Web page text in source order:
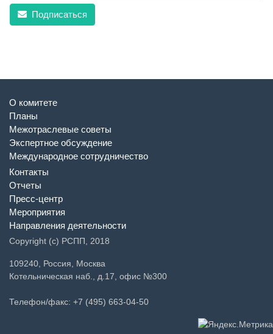
Подписаться
О комитете
Планы
Межотраслевые советы
Экспертное обсуждение
Международное сотрудничество
Контакты
Отчеты
Пресс-центр
Мероприятия
Направления деятельности
Copyright (c) РСПП, 2018
109240, Россия, Москва
Котельническая наб., д.17, офис №300
Телефон/факс: +7 (495) 663-04-50